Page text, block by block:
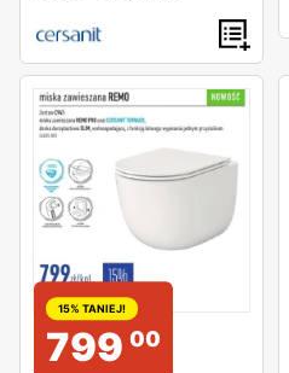
15% TANIEJ!
799 00